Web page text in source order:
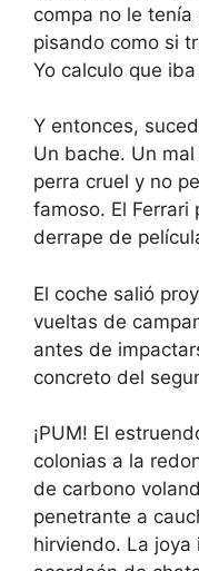
compa no le
pisando como si
Yo calculo que
Y entonces,
Un bache. Un
perra cruel y no
famoso. El
derrape de
El coche salió
vueltas de
antes de
concreto del
¡PUM! El
colonias a la
de carbono
penetrante a
hirviendo. La